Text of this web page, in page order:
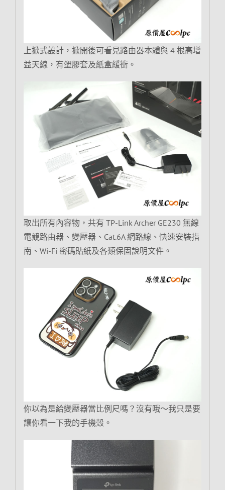
上掀式設計，掀開後可看見路由器本體與 4 根高增
益天線，有塑膠套及紙盒緩衝。
取出所有內容物，共有 TP-Link Archer GE230 無線
電競路由器、變壓器、Cat.6A 網路線、快速安裝指
南、Wi-Fi 密碼貼紙及各類保固說明文件。
你以為是給變壓器當比例尺嗎？沒有哦～我只是要
讓你看一下我的手機殼。